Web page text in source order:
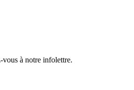
vous à notre infolettre.